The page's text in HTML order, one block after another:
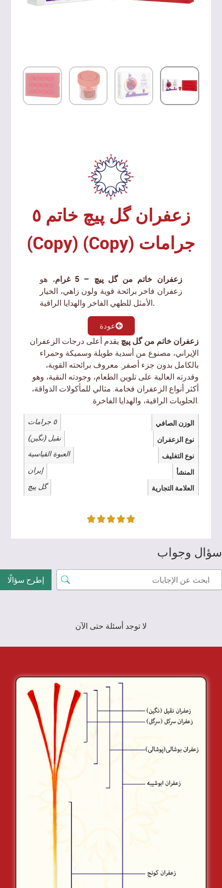
زعفران گل پیچ خاتم ٥
جرامات (Copy) (Copy)
زعفران خاتم من گل پیچ – 5 غرام
، هو
زعفران فاخر برائحة قوية ولون زاهي، الخيار
الأمثل للطهي الفاخر والهدايا الراقية.
عودة
زعفران خاتم من گل پیچ يقدم أعلى درجات الزعفران
الإيراني، مصنوع من أسدية طويلة وسميكة وحمراء
بالكامل بدون جزء أصفر. معروف برائحته القوية،
وقدرته العالية على تلوين الطعام، وجودته النقية، وهو
أكثر أنواع الزعفران فخامة. مثالي للمأكولات الذواقة،
الحلويات الراقية، والهدايا الفاخرة.
الوزن الصافي
٥ جرامات
نوع الزعفران
نقیل (نگین)
نوع التغليف
العبوة القياسية
المنشأ
إيران
العلامة التجارية
گل پیچ
سؤال وجواب
إطرح سؤالًا
لا توجد أسئلة حتى الآن